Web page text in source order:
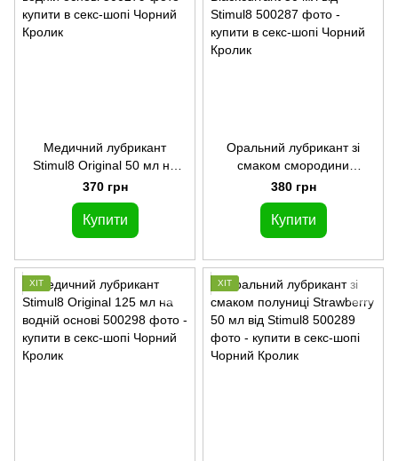
Медичний лубрикант
Stimul8 Original 50 мл на
водній основі
370 грн
Купити
Оральний лубрикант зі
смаком смородини
Blackcurrant 50 мл від
Stimul8
380 грн
Купити
ХІТ ХІТ